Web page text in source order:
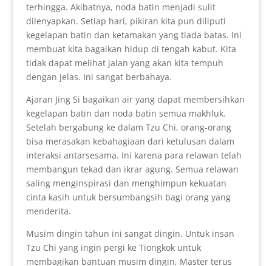
terhingga. Akibatnya, noda batin menjadi sulit
dilenyapkan. Setiap hari, pikiran kita pun diliputi
kegelapan batin dan ketamakan yang tiada batas. Ini
membuat kita bagaikan hidup di tengah kabut. Kita
tidak dapat melihat jalan yang akan kita tempuh
dengan jelas. Ini sangat berbahaya.
Ajaran Jing Si bagaikan air yang dapat membersihkan
kegelapan batin dan noda batin semua makhluk.
Setelah bergabung ke dalam Tzu Chi, orang-orang
bisa merasakan kebahagiaan dari ketulusan dalam
interaksi antarsesama. Ini karena para relawan telah
membangun tekad dan ikrar agung. Semua relawan
saling menginspirasi dan menghimpun kekuatan
cinta kasih untuk bersumbangsih bagi orang yang
menderita.
Musim dingin tahun ini sangat dingin. Untuk insan
Tzu Chi yang ingin pergi ke Tiongkok untuk
membagikan bantuan musim dingin, Master terus